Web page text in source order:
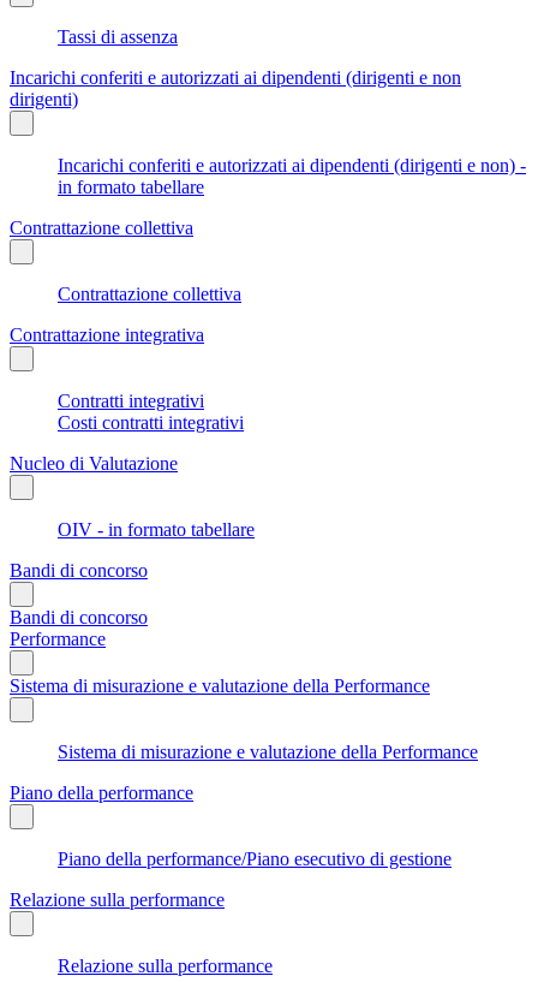
Tassi di assenza
Incarichi conferiti e autorizzati ai dipendenti (dirigenti e non
dirigenti)
Incarichi conferiti e autorizzati ai dipendenti (dirigenti e non) -
in formato tabellare
Contrattazione collettiva
Contrattazione collettiva
Contrattazione integrativa
Contratti integrativi
Costi contratti integrativi
Nucleo di Valutazione
OIV - in formato tabellare
Bandi di concorso
Bandi di concorso
Performance
Sistema di misurazione e valutazione della Performance
Sistema di misurazione e valutazione della Performance
Piano della performance
Piano della performance/Piano esecutivo di gestione
Relazione sulla performance
Relazione sulla performance